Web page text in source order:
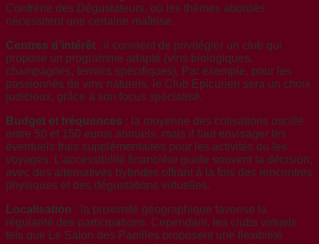
Confrérie des Dégustateurs, où les thèmes abordés
nécessitent une certaine maîtrise.
Centres d’intérêt : il convient de privilégier un club qui
propose un programme adapté (vins biologiques,
champagnes, terroirs spécifiques). Par exemple, pour les
passionnés de vins naturels, le Club Epicurien sera un choix
judicieux, grâce à son focus spécialisé.
Budget et fréquences : la moyenne des cotisations oscille
entre 50 et 150 euros annuels, mais il faut envisager les
éventuels frais supplémentaires pour les activités ou les
voyages. L’accessibilité financière guide souvent la décision,
avec des alternatives hybrides offrant à la fois des rencontres
physiques et des dégustations virtuelles.
Localisation : la proximité géographique favorise la
régularité des participations. Cependant, les clubs virtuels
tels que Le Salon des Papilles proposent une flexibilité